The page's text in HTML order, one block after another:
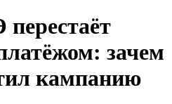
зачем
кампанию